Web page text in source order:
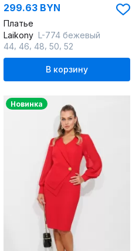
299.63 BYN
Платье
Laikony L-774 бежевый
44 46 48 50 52
В корзину
Новинка